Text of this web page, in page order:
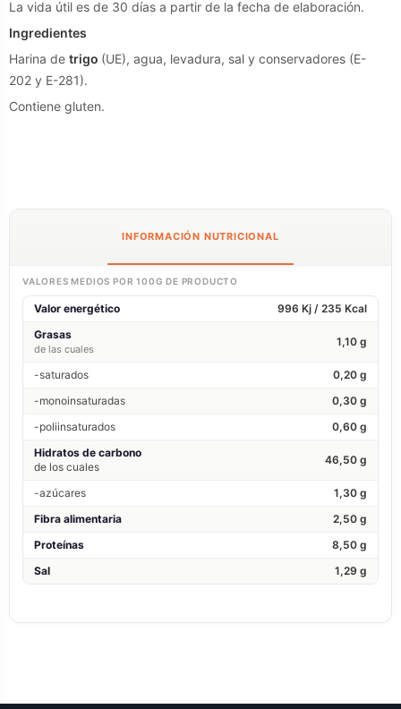
La vida útil es de 30 días a partir de la fecha de elaboración.
Ingredientes
Harina de trigo (UE), agua, levadura, sal y conservadores (E-
202 y E-281).
Contiene gluten.
INFORMACIÓN NUTRICIONAL
VALORES MEDIOS POR 100G DE PRODUCTO
Valor energético
996 Kj / 235 Kcal
Grasas
de las cuales
1,10 g
-saturados
0,20 g
-monoinsaturadas
0,30 g
-poliinsaturados
0,60 g
Hidratos de carbono
de los cuales
46,50 g
-azúcares
1,30 g
Fibra alimentaria
2,50 g
Proteínas
8,50 g
Sal
1,29 g